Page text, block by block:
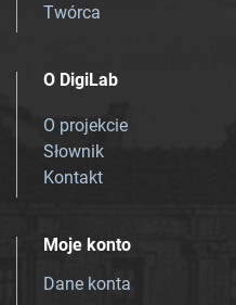
Twórca
O DigiLab
O projekcie
Słownik
Kontakt
Moje konto
Dane konta